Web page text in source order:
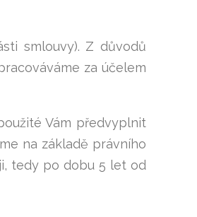
smlouvy). Z důvodů
za účelem
Vám předvyplnit
na základě právního
tedy po dobu 5 let od